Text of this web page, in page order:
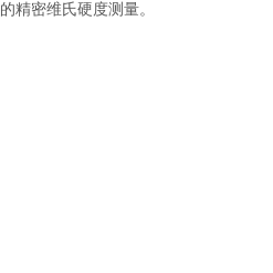
精密维氏硬度测量。